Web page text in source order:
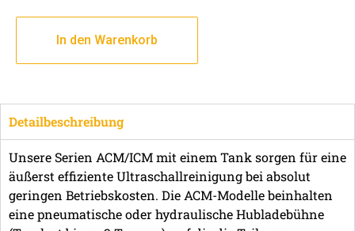
In den Warenkorb
Detailbeschreibung
Unsere Serien ACM/ICM mit einem Tank sorgen für eine
äußerst effiziente Ultraschallreinigung bei absolut
geringen Betriebskosten. Die ACM-Modelle beinhalten
eine pneumatische oder hydraulische Hubladebühne